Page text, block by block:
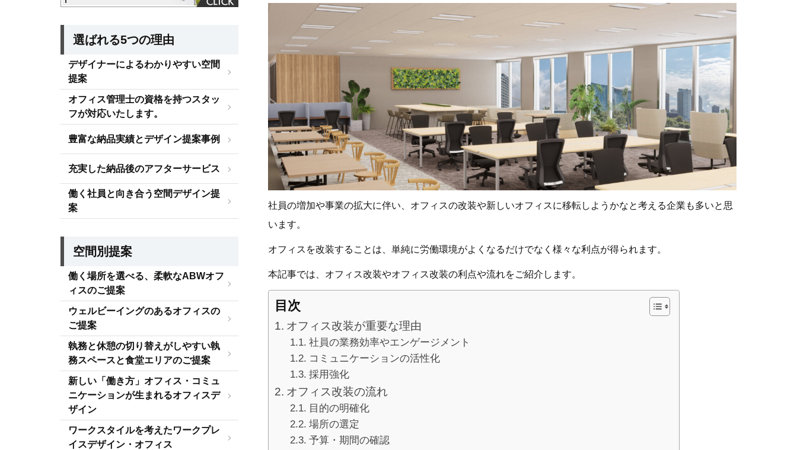
社員の増加や事業の拡大に伴い、オフィスの改装や新しいオフィスに移転しようかなと考える企業も多いと思
います。
オフィスを改装することは、単純に労働環境がよくなるだけでなく様々な利点が得られます。
本記事では、オフィス改装やオフィス改装の利点や流れをご紹介します。
目次
オフィス改装が重要な理由
社員の業務効率やエンゲージメント
コミュニケーションの活性化
採用強化
オフィス改装の流れ
目的の明確化
場所の選定
予算・期間の確認
選ばれる5つの理由
デザイナーによるわかりやすい空間
提案
オフィス管理士の資格を持つスタッ
フが対応いたします。
豊富な納品実績とデザイン提案事例
充実した納品後のアフターサービス
働く社員と向き合う空間デザイン提
案
空間別提案
働く場所を選べる、柔軟なABWオフ
ィスのご提案
ウェルビーイングのあるオフィスの
ご提案
執務と休憩の切り替えがしやすい執
務スペースと食堂エリアのご提案
新しい「働き方」オフィス・コミュ
ニケーションが生まれるオフィスデ
ザイン
ワークスタイルを考えたワークプレ
イスデザイン・オフィス